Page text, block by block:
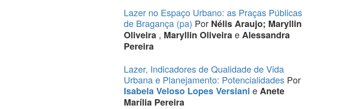
Lazer no Espaço Urbano: as Praças Públicas
de Bragança (pa) Por Nélis Araujo; Maryllin
Oliveira , Maryllin Oliveira eAlessandra
Pereira
Lazer, Indicadores de Qualidade de Vida
Urbana e Planejamento: Potencialidades Por
Isabela Veloso Lopes Versiani eAnete
Marília Pereira